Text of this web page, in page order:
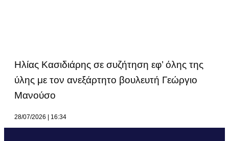
Ηλίας Κασιδιάρης σε συζήτηση εφ’ όλης της
ύλης με τον ανεξάρτητο βουλευτή Γεώργιο
Μανούσο
28/07/2026 16:34